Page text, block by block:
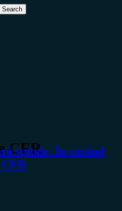
CFR
spitale. În curând